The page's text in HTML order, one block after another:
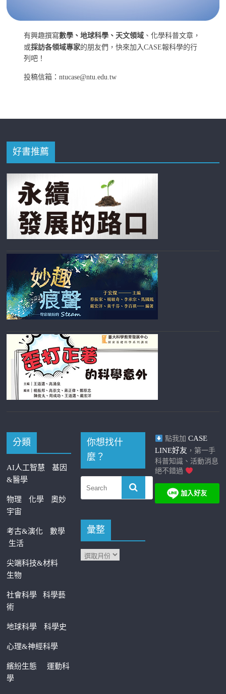
有興趣撰寫數學、地球科學、天文領域 、化學科普文章，
或採訪各領域專家的朋友們，快來加入CASE報科學的行
列吧！
投稿信箱：ntucase@ntu.edu.tw
好書推薦
分類
AI人工智慧
基因
&醫學
物理 化學
奧妙
宇宙
考古&演化
數學
生活
尖端科技&材料
生物
社會科學科學藝
術
地球科學 科學史
心理&神經科學
繽紛生態運動科
學
你想找什
麼？
彙整
點我加 CASE
LINE好友 ，第一手
科普知識、活動消息
絕不錯過